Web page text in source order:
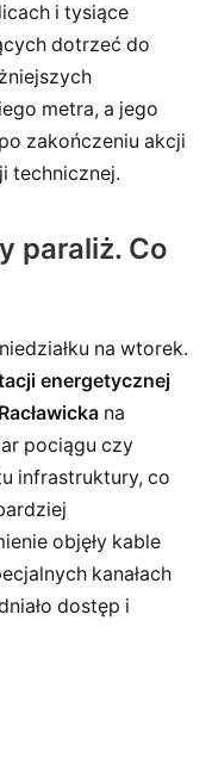
i tysiące
dotrzeć do
metra, a jego
zakończeniu akcji
technicznej.
paraliż. Co
na wtorek.
energetycznej
na
pociągu czy
infrastruktury, co
objęły kable
kanałach
dostęp i